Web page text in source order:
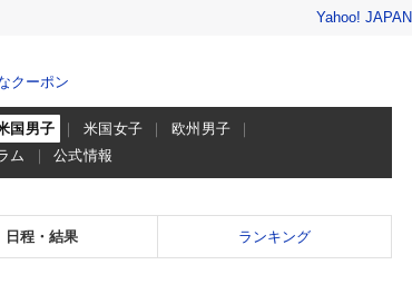
Yahoo! JAPAN
クーポン
国男子 米国女子
欧州男子
ム 公式情報
日程・結果 ランキング